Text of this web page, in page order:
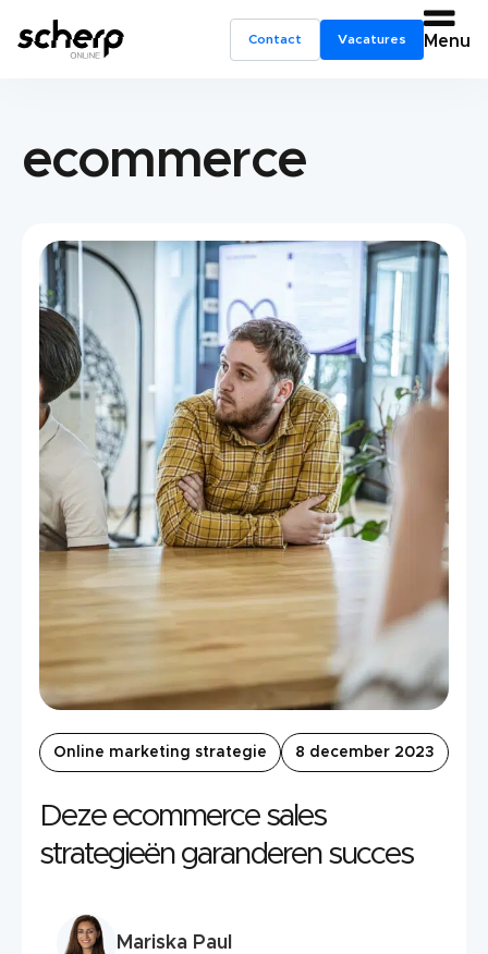
Contact Vacatures Menu
ecommerce
Online marketing strategie 8 december 2023
Deze ecommerce sales
strategieën garanderen succes
Mariska Paul